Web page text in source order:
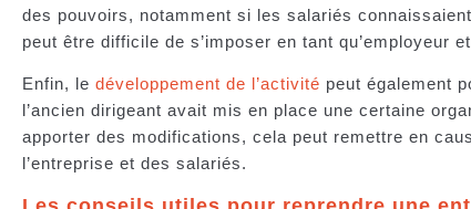
des pouvoirs, notamment si les salariés
peut être difficile de s’imposer en tant qu’employeur
Enfin, le développement de l’activité peut également
l’ancien dirigeant avait mis en place une certaine
apporter des modifications, cela peut remettre en
l’entreprise et des salariés.